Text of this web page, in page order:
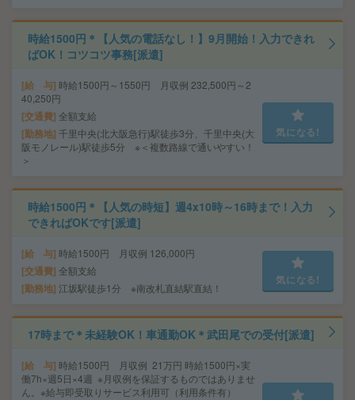
時給1500円＊【人気の電話なし！】9月開始！入力できれ
ばOK！コツコツ事務[派遣]
給 与 時給1500円～1550円 月収例 232,500円～2
40,250円
交通費 全額支給
勤務地 千里中央(北大阪急行)駅徒歩3分、千里中央(大
阪モノレール)駅徒歩5分 ※＜複数路線で通いやすい！
＞
気になる!
時給1500円＊【人気の時短】週4x10時～16時まで！入力
できればOKです[派遣]
給 与 時給1500円 月収例 126,000円
交通費 全額支給
勤務地 江坂駅徒歩1分 ※南改札直結駅直結！
気になる!
17時まで＊未経験OK！車通勤OK＊武田尾での受付[派遣]
給 与 時給1500円 月収例 21万円 時給1500円×実
働7h×週5日×4週 ※月収例を保証するものではありませ
ん。※給与即受取りサービス利用可（利用条件有）